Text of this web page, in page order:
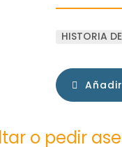
HISTORIA
o pedir